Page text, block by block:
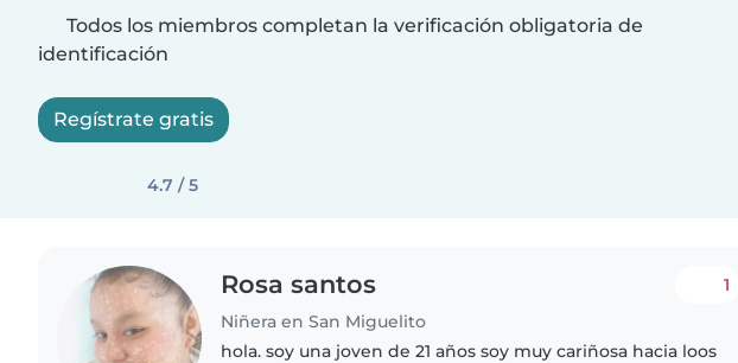
Todos los miembros completan la verificación obligatoria de
identificación
Regístrate gratis
4.7 / 5
Rosa santos
Niñera en San Miguelito
1
hola. soy una joven de 21 años soy muy cariñosa hacia loos